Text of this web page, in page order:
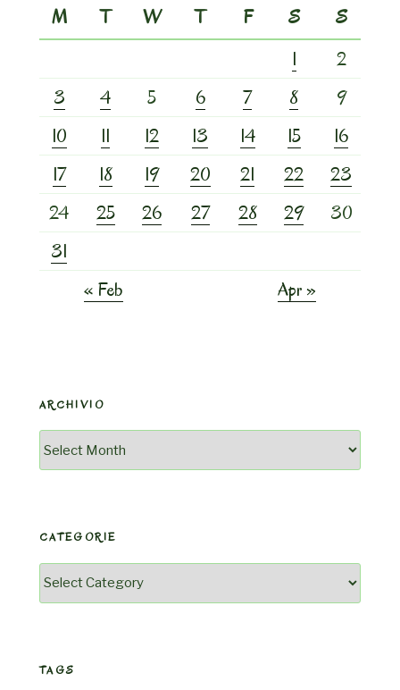
M
T W T F S
S
1
2
3
4 5 6 7 8
9
10
11 12 13 14 15
16
17
18 19 20 21 22
23
24
25 26 27 28 29
30
31
« Feb
Apr »
ARCHIVIO
Archivio
CATEGORIE
Categorie
TAGS